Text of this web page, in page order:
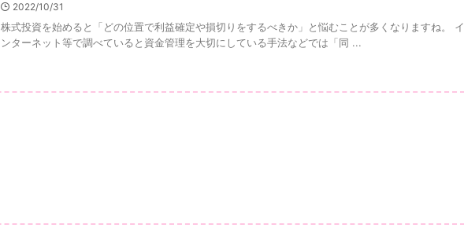
2022/10/31
株式投資を始めると「どの位置で利益確定や損切りをするべきか」と悩むことが多くなりますね。 イ
ンターネット等で調べていると資金管理を大切にしている手法などでは「同 ...